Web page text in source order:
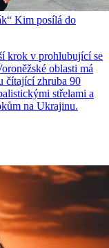
Kim posílá do
krok v prohlubující se
oblasti má
čítající zhruba 90
střelami a
na Ukrajinu.